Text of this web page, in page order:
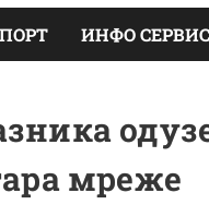
ИНФО СЕРВИС
мреже